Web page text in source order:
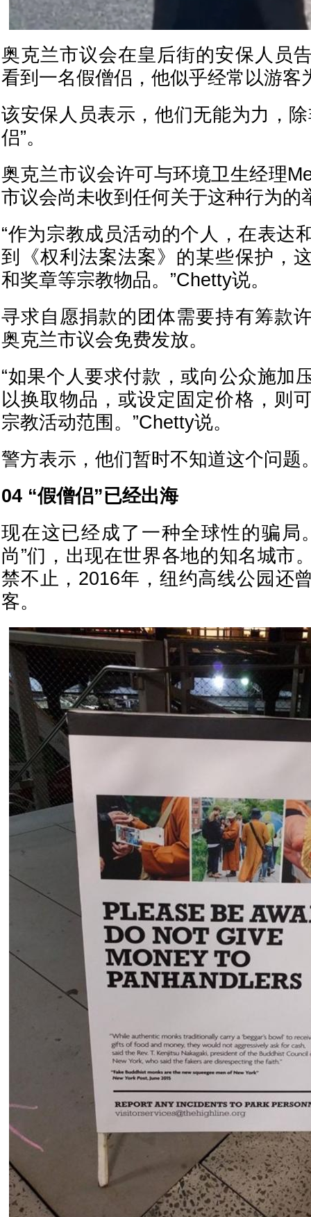
奥克兰市议会在皇后街的安保人员
看到一名假僧侣，他似乎经常以游客
该安保人员表示，他们无能为力，
侣”。
奥克兰市议会许可与环境卫生经理
市议会尚未收到任何关于这种行为的
“作为宗教成员活动的个人，在表达
到《权利法案法案》的某些保护，
和奖章等宗教物品。”Chetty说。
寻求自愿捐款的团体需要持有筹款
奥克兰市议会免费发放。
“如果个人要求付款，或向公众施加
以换取物品，或设定固定价格，则
宗教活动范围。”Chetty说。
警方表示，他们暂时不知道这个问题
04 “假僧侣”已经出海
现在这已经成了一种全球性的骗局
尚”们，出现在世界各地的知名城市
禁不止，2016年，纽约高线公园还
客。